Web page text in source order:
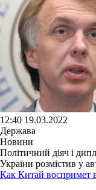
12:40 19.03.2022
Держава
Новини
Політичний діяч і
України розмістив у
Как Китай воспримет